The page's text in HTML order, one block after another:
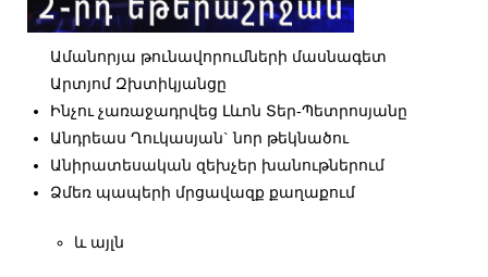
Ամանորյա թունավորումների մասնագետ
Արտյոմ Զխտիկյանցը
Ինչու չառաջադրվեց Լևոն Տեր-Պետրոսյանը
Անդրեաս Ղուկասյան` նոր թեկնածու
Անիրատեսական զեխչեր խանութներում
Ձմեռ պապերի մրցավազք քաղաքում
և այլն